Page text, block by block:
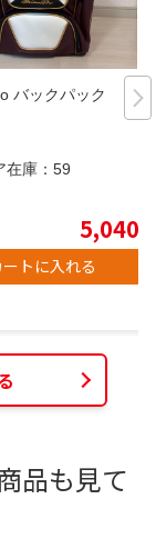
バックパック
庫： 59
5,040
ートに入れる
品も見て